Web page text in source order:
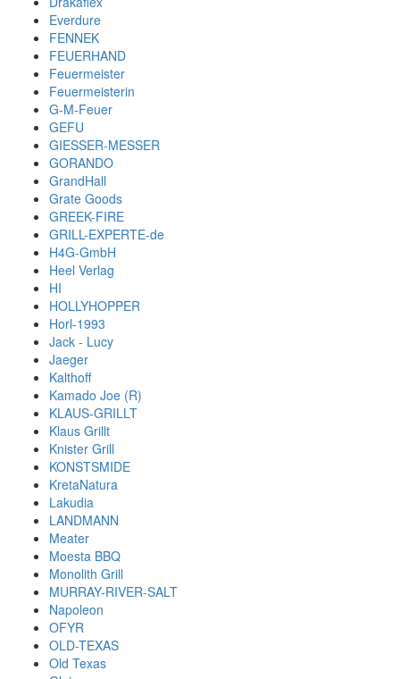
Everdure
FENNEK
FEUERHAND
Feuermeister
Feuermeisterin
G-M-Feuer
GEFU
GIESSER-MESSER
GORANDO
GrandHall
Grate Goods
GREEK-FIRE
GRILL-EXPERTE-de
H4G-GmbH
Heel Verlag
HI
HOLLYHOPPER
Horl-1993
Jack - Lucy
Jaeger
Kalthoff
Kamado Joe (R)
KLAUS-GRILLT
Klaus Grillt
Knister Grill
KONSTSMIDE
KretaNatura
Lakudia
LANDMANN
Meater
Moesta BBQ
Monolith Grill
MURRAY-RIVER-SALT
Napoleon
OFYR
OLD-TEXAS
Old Texas